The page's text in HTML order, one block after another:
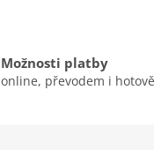
Možnosti platby
online, převodem i hotově